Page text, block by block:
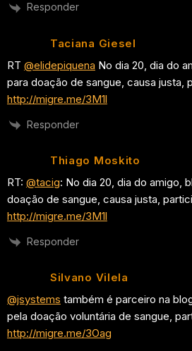
Responder
Taciana Giesel
RT @elidepiquena No dia 20, dia do
para doação de sangue, causa justa,
http://migre.me/3M1l
Responder
Thiago Moskito
RT: @tacig: No dia 20, dia do amigo,
doação de sangue, causa justa,
http://migre.me/3M1l
Responder
Silvano Vilela
@jsystems também é parceiro na
pela doação voluntária de sangue,
http://migre.me/3Oag